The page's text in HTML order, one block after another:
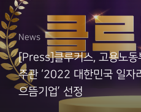
News
[Press]클루커스, 고용노동
주관 ‘2022 대한민국 일자
으뜸기업’ 선정